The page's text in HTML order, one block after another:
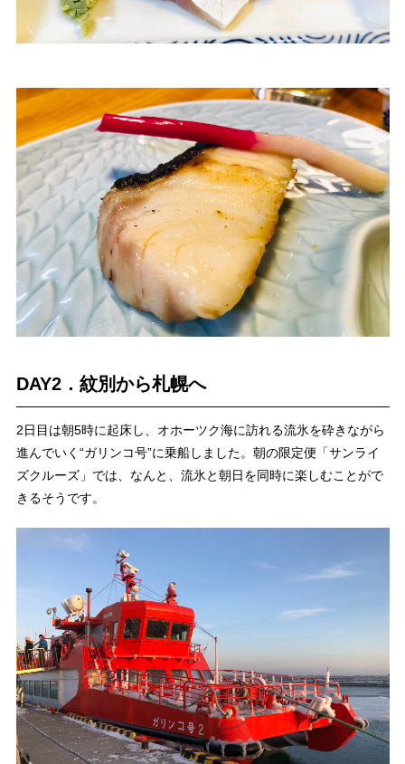
DAY2．紋別から札幌へ
2日目は朝5時に起床し、オホーツク海に訪れる流氷を砕きながら
進んでいく“ガリンコ号”に乗船しました。朝の限定便「サンライ
ズクルーズ」では、なんと、流氷と朝日を同時に楽しむことがで
きるそうです。